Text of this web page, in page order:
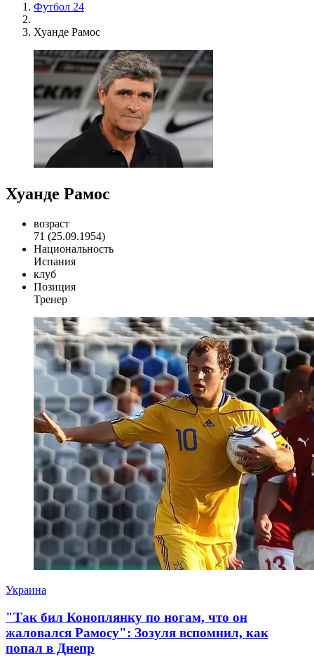
Футбол 24
Хуанде Рамос
Хуанде Рамос
возраст
71 (25.09.1954)
Национальность
Испания
клуб
Позиция
Тренер
Украина
"Так бил Коноплянку по ногам, что он
жаловался Рамосу": Зозуля вспомнил, как
попал в Днепр